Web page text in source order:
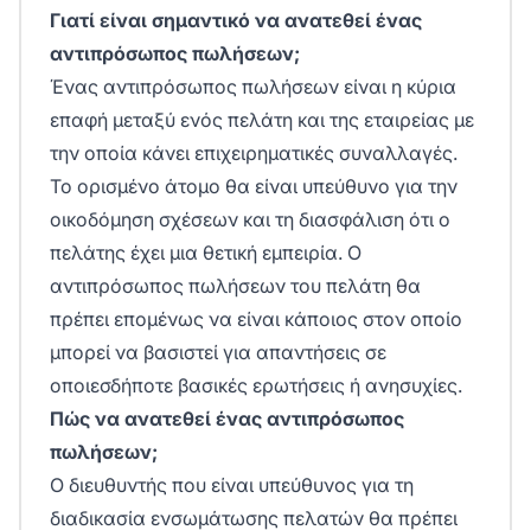
Γιατί είναι σημαντικό να ανατεθεί ένας
αντιπρόσωπος πωλήσεων;
Ένας αντιπρόσωπος πωλήσεων είναι η κύρια
επαφή μεταξύ ενός πελάτη και της εταιρείας με
την οποία κάνει επιχειρηματικές συναλλαγές.
Το ορισμένο άτομο θα είναι υπεύθυνο για την
οικοδόμηση σχέσεων και τη διασφάλιση ότι ο
πελάτης έχει μια θετική εμπειρία. Ο
αντιπρόσωπος πωλήσεων του πελάτη θα
πρέπει επομένως να είναι κάποιος στον οποίο
μπορεί να βασιστεί για απαντήσεις σε
οποιεσδήποτε βασικές ερωτήσεις ή ανησυχίες.
Πώς να ανατεθεί ένας αντιπρόσωπος
πωλήσεων;
Ο διευθυντής που είναι υπεύθυνος για τη
διαδικασία ενσωμάτωσης πελατών θα πρέπει